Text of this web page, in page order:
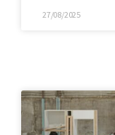
27/08/2025